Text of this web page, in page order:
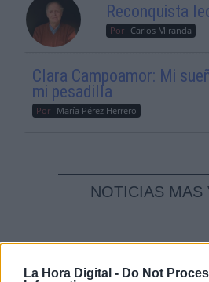
La Hora Digital - Do Not
Reconquista
Por Carlos Miranda
Clara Campoamor: Mi
mi pesadilla
Por María Pérez Herrero
NOTICIAS MAS